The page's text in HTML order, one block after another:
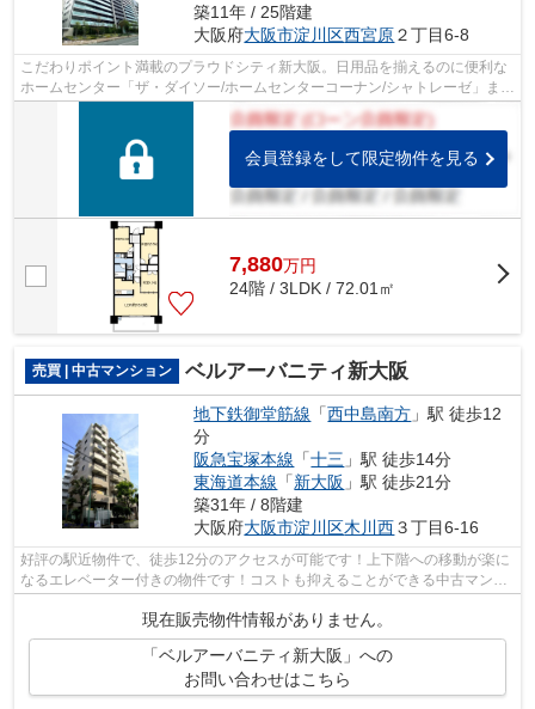
築11年 / 25階建
大阪府大阪市淀川区西宮原２丁目6-8
こだわりポイント満載のプラウドシティ新大阪。日用品を揃えるのに便利な
ホームセンター「ザ・ダイソー/ホームセンターコーナン/シャトレーゼ」ま
で、194mです。階段の上り下りが不要...
会員登録をして限定物件を見る
7,880万円
24階 / 3LDK / 72.01㎡
売買 | 中古マンション ベルアーバニティ新大阪
地下鉄御堂筋線 「西中島南方 」駅 徒歩12
分
阪急宝塚本線 「十三 」駅 徒歩14分
東海道本線 「新大阪 」駅 徒歩21分
築31年 / 8階建
大阪府大阪市淀川区木川西３丁目6-16
好評の駅近物件で、徒歩12分のアクセスが可能です！上下階への移動が楽に
なるエレベーター付きの物件です！コストも抑えることができる中古マンシ
現在販売物件情報がありません。
「ベルアーバニティ新大阪」への
お問い合わせはこちら